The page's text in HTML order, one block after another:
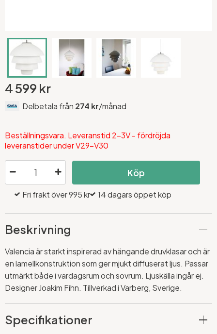
4 599 kr
Delbetala från 274 kr/månad
Beställningsvara. Leveranstid 2-3V - fördröjda
leveranstider under V29-V30
Köp
Fri frakt över 995 kr 14 dagars öppet köp
Beskrivning
Valencia är starkt inspirerad av hängande druvklasar och är
en lamellkonstruktion som ger mjukt diffuserat ljus. Passar
utmärkt både i vardagsrum och sovrum. Ljuskälla ingår ej.
Designer Joakim Fihn. Tillverkad i Varberg, Sverige.
Specifikationer